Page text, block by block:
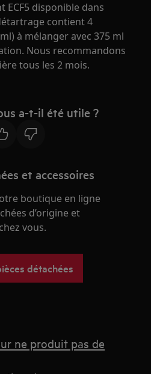
disponible dans
contient 4
à mélanger avec 375 ml
Nous recommandons
tous les 2 mois.
a-t-il été utile ?
et accessoires
boutique en ligne
d’origine et
vous.
détachées
ne produit pas de